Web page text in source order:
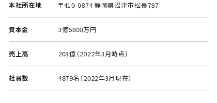
本社所在地 〒410-0874 静岡県沼津市松長787
資本金 3億6800万円
売上高 203億（2022年3月時点）
社員数 4879名（2022年3月現在）